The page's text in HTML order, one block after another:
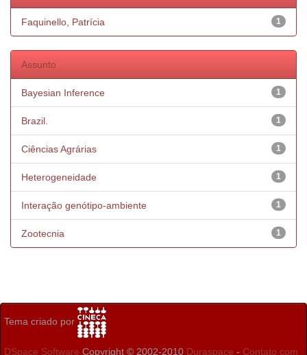
1
Faquinello, Patrícia
Assunto
1
Bayesian Inference
1
Brazil.
1
Ciências Agrárias
1
Heterogeneidade
1
Interação genótipo-ambiente
1
Zootecnia
Tema criado por
DSpace Software Copyright © 2002-2010 Duraspace - Contato com